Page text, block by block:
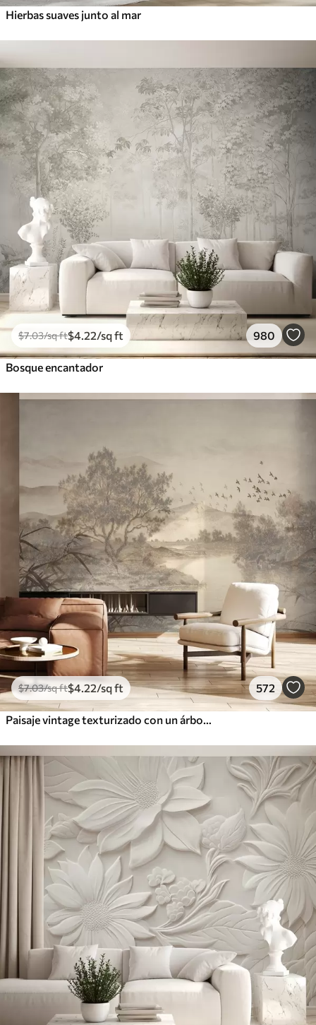
Hierbas suaves junto al mar
$7.03/sq ft$4 .22/sq ft 980
Bosque encantador
$7.03/sq ft$4 .22/sq ft 572